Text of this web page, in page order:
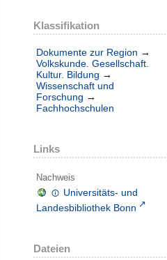
Klassifikation
Dokumente zur Region →
Volkskunde. Gesellschaft.
Kultur. Bildung →
Wissenschaft und
Forschung →
Fachhochschulen
Links
Nachweis
Universitäts- und
Landesbibliothek Bonn
Dateien